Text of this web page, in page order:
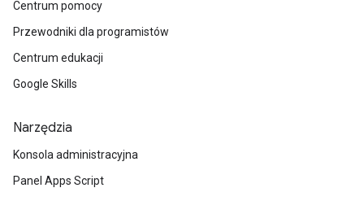
Centrum pomocy
Przewodniki dla programistów
Centrum edukacji
Google Skills
Narzędzia
Konsola administracyjna
Panel Apps Script